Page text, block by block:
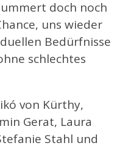
doch noch
uns wieder
Bedürfnisse
schlechtes
von Kürthy,
Gerat, Laura
Stahl und